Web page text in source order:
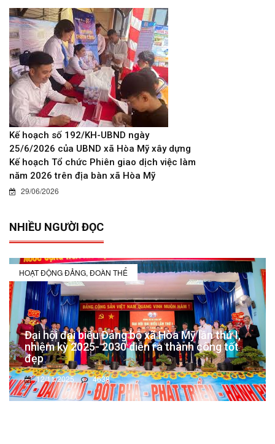
Kế hoạch số 192/KH-UBND ngày
25/6/2026 của UBND xã Hòa Mỹ xây dựng
Kế hoạch Tổ chức Phiên giao dịch việc làm
năm 2026 trên địa bàn xã Hòa Mỹ
29/06/2026
NHIỀU NGƯỜI ĐỌC
HOẠT ĐỘNG ĐẢNG, ĐOÀN THỂ
Đại hội đại biểu Đảng bộ xã Hòa Mỹ lần thứ I,
nhiệm kỳ 2025- 2030 diễn ra thành công tốt
đẹp
12/11/2025 4638